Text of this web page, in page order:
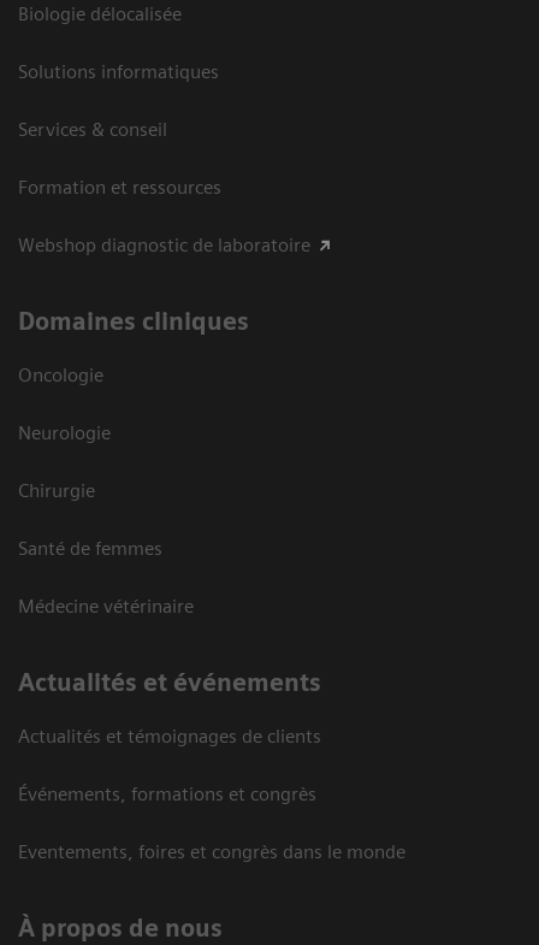
Biologie délocalisée
Solutions informatiques
Services & conseil
Formation et ressources
Webshop diagnostic de laboratoire
Domaines cliniques
Oncologie
Neurologie
Chirurgie
Santé de femmes
Médecine vétérinaire
Actualités et événements
Actualités et témoignages de clients
Événements, formations et congrès
Eventements, foires et congrès dans le monde
À propos de nous